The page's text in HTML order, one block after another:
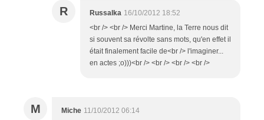
R Russalka 16/10/2012 18:52
<br /> <br /> Merci Martine, la Terre nous dit
si souvent sa révolte sans mots, qu'en effet il
était finalement facile de<br /> l'imaginer...
en actes ;o)))<br /> <br /> <br /> <br />
M Miche 11/10/2012 06:14